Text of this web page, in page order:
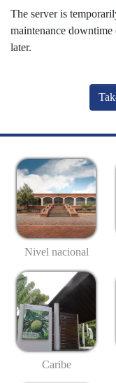
The server is
maintenance downtime
later.
Nivel nacional
Caribe